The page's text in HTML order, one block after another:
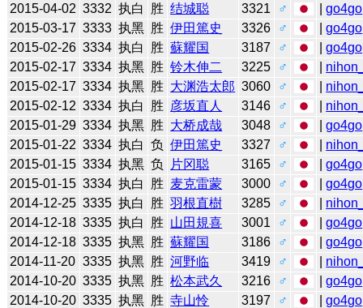
2015-04-02 3332 执白 胜 结城聪 3321 ♂ |go4go
2015-03-17 3333 执黑 胜 伊田篤史 3326 ♂ |go4go
2015-02-26 3334 执白 胜 蘇耀国 3187 ♂ |go4go
2015-02-17 3334 执黑 胜 铃木伸二 3225 ♂
2015-02-17 3334 执黑 胜 大渊浩太郎 3060 ♂
2015-02-12 3334 执白 胜 彦坂直人 3146 ♂
2015-01-29 3334 执黑 胜 大桥成哉 3048 ♂ |go4go
2015-01-22 3334 执白 负 伊田篤史 3327 ♂
2015-01-15 3334 执黑 负 片冈聪 3165 ♂ |go4go
2015-01-15 3334 执白 胜 麦克雷蒙 3000 ♂ |go4go
2014-12-25 3335 执白 胜 羽根直樹 3285 ♂
2014-12-18 3335 执白 胜 山田規喜 3001 ♂ |go4go
2014-12-18 3335 执黑 胜 蘇耀国 3186 ♂ |go4go
2014-11-20 3335 执黑 胜 河野临 3419 ♂
2014-10-20 3335 执黑 胜 松本武久 3216 ♂ |go4go
2014-10-20 3335 执黑 胜 寺山怜 3197 ♂ |go4go